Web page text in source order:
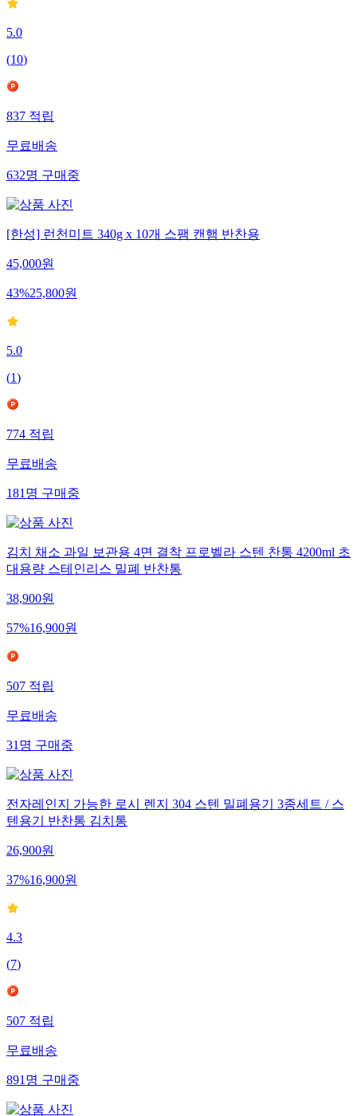
5.0
(10)
837 적립
무료배송
632명 구매중
[한성] 런천미트 340g x 10개 스팸 캔햄 반찬용
45,000원
43%25,800원
5.0
(1)
774 적립
무료배송
181 명 구매중
김치 채소 과일 보관용 4면 결착 프로벨라 스텐 찬통 4200ml 초
대용량 스테인리스 밀폐 반찬통
38,900원
57%16,900원
507 적립
무료배송
31 명 구매중
전자레인지 가능한 로시 렌지 304 스텐 밀폐용기 3종세트 / 스
텐용기 반찬통 김치통
26,900원
37%16,900원
4.3
(7)
507 적립
무료배송
891 명 구매중